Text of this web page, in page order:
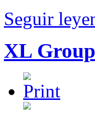
Seguir
XL